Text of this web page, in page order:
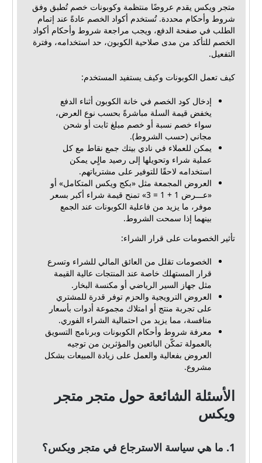
متجر ويكس يقدم عروضًا منتظمة وكوبونات خصم تُطبق وفق
شروط وأحكام محددة. تُستخدم أكواد الخصم عادةً عند إتمام
الطلب في صفحة الدفع، ويجب مراجعة شروط وأحكام أكواد
الخصم للتأكد من مدى صلاحية الكوبون، حد استخدامه، وفترة
التفعيل.
كيف تعمل الكوبونات وكيف يستفيد المستخدم:
إدخال كود الخصم في خانة الكوبون أثناء الدفع
يخفض قيمة السلة مباشرةً بحسب نوع العرض،
سواء خصم نسبة أو خصم مبلغ ثابت أو شحن
مجاني (حسب الشروط).
يمكن للعملاء في نادي بيتك جمع نقاط مع كل
عملية شراء وتحويلها إلى رصيد مالٍي يمكن
استخدامه لاحقًا للتوفير على مشترياتهم.
العروض المجمعة مثل «بكج ويكس المتكامل» أو
«عـــرض 1 + 1 = 3» تمنح قيمة شراء أكبر بسعر
موفر، ما يزيد من فاعلية الكوبونات عند الجمع
بينهما إذا سمحت الشروط.
تأثير الخصومات على قرار الشراء:
الخصومات تقلل من العائق المالي للشراء وتسرع
قرار المستهلك خاصة عند المنتجات عالية القيمة
مثل جهاز السير الرياضي أو مكنسة البخار.
العروض الترويجية والحزم توفر قدرة للمشتري
على تجربة منتج أو امتلاك مجموعة أدوات بأسعار
منافسة، مما يزيد من احتمالية الشراء الفوري.
معرفة شروط وأحكام الكوبونات وبرنامج التسويق
بالعمولة تمكّن البائعين والمؤثرين من توجيه
العروض بفعالية والعمل على زيادة المبيعات بشكل
مشروع.
الأسئلة الشائعة حول متجر متجر
ويكس
1. ما هي سياسة الاسترجاع في متجر ويكس؟